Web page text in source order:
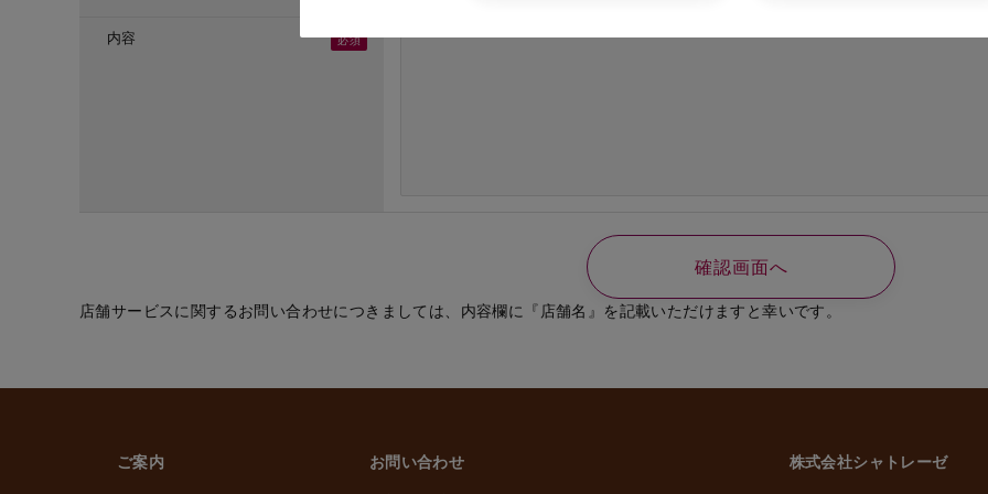
・(１)～(７)に記載した利用目的以外で個人情報を取得または利用する場合は、個別に利用目的を明示
3. 個人情報の第三者への委託・提供について
内容
店舗サービスに関するお問い合わせにつきましては、内容欄に『店舗名』を記載いただけますと幸いです。
ご案内 お問い合わせ 株式会社シャトレーゼ